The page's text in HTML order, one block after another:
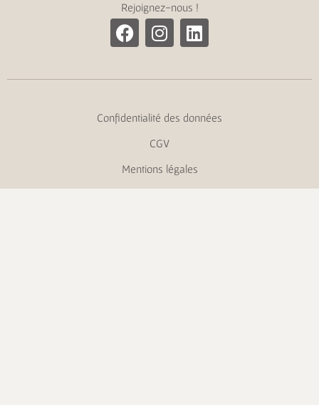
Rejoignez-nous !
Confidentialité des données
CGV
Mentions légales